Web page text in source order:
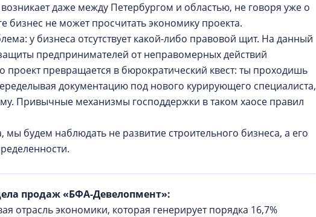
даже между Петербургом и областью, не говоря уже о
бизнес не может просчитать экономику проекта.
у бизнеса отсутствует какой-либо правовой щит. На данный
предпринимателей от неправомерных действий
проект превращается в бюрократический квест: ты проходишь
документацию под нового курирующего специалиста,
Привычные механизмы господдержки в таком хаосе правил
мы будем наблюдать не развитие строительного бизнеса, а его
продаж «БФА-Девелопмент»:
экономики, которая генерирует порядка 16,7%